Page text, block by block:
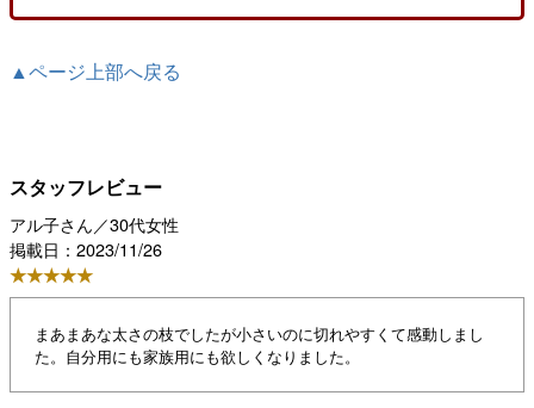
▲ページ上部へ戻る
スタッフレビュー
アル子さん／30代女性
掲載日：2023/11/26
★★★★★
まあまあな太さの枝でしたが小さいのに切れやすくて感動しまし
た。自分用にも家族用にも欲しくなりました。